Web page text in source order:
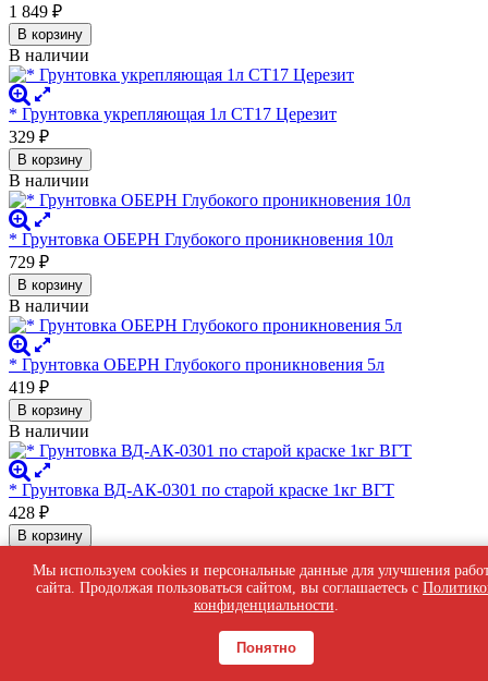
1 849 ₽
В корзину
В наличии
* Грунтовка укрепляющая 1л СТ17 Церезит
329 ₽
В корзину
В наличии
* Грунтовка ОБЕРН Глубокого проникновения 10л
729 ₽
В корзину
В наличии
* Грунтовка ОБЕРН Глубокого проникновения 5л
419 ₽
В корзину
В наличии
* Грунтовка ВД-АК-0301 по старой краске 1кг ВГТ
428 ₽
В корзину
Грунтовка Кнауф Тифенгрунд F 10кг
Мы используем cookies и персональные данные для улучшения
сайта. Продолжая пользоваться сайтом, вы соглашаетесь с
конфиденциальности.
Понятно